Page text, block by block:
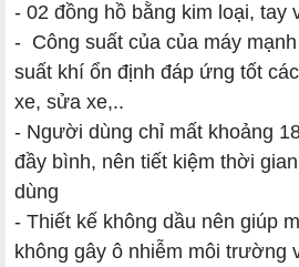
- 02 đồng hồ bằng kim loại, tay
- Công suất của của máy
suất khí ổn định đáp ứng tốt
xe, sửa xe,..
- Người dùng chỉ mất khoảng
đầy bình, nên tiết kiệm thời
dùng
- Thiết kế không dầu nên giúp
không gây ô nhiễm môi trường